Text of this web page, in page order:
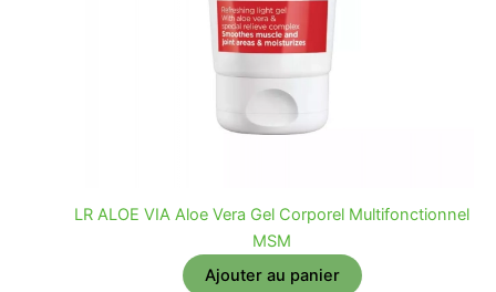
LR ALOE VIA Aloe Vera Gel Corporel Multifonctionnel
MSM
Ajouter au panier